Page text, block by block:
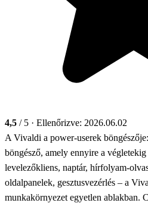
4,5 / 5 · Ellenőrizve: 2026.06.02
A Vivaldi a power-userek
böngésző, amely ennyire a
levelezőkliens, naptár, hírfolyam-
oldalpanelek, gesztusvezérlés – a
munkakörnyezet egyetlen ablakban.